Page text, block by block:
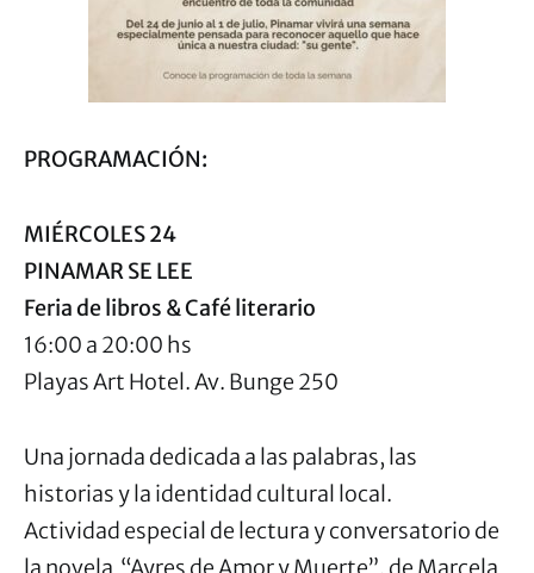
PROGRAMACIÓN:
MIÉRCOLES 24
PINAMAR SE LEE
Feria de libros & Café literario
16:00 a 20:00 hs
Playas Art Hotel. Av. Bunge 250
Una jornada dedicada a las palabras, las
historias y la identidad cultural local.
Actividad especial de lectura y conversatorio de
la novela “Ayres de Amor y Muerte”, de Marcela